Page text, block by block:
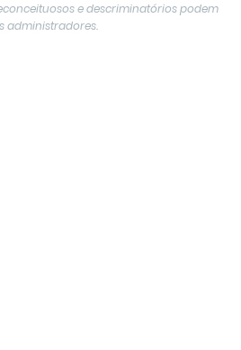
e descriminatórios podem
administradores.